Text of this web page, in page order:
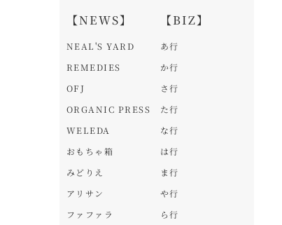
【NEWS】
NEAL'S YARD
REMEDIES
OFJ
ORGANIC PRESS
WELEDA
おもちゃ箱
みどりえ
アリサン
ファファラ
【BIZ】
あ行
か行
さ行
た行
な行
は行
ま行
や行
ら行